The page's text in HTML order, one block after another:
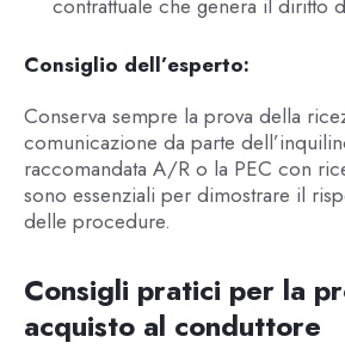
contrattuale che genera il diritto
Consiglio dell’esperto:
Conserva sempre la prova della
comunicazione da parte
raccomandata A/R o la PEC con
sono essenziali per dimostrare il
delle procedure.
Consigli pratici per la
acquisto al conduttore